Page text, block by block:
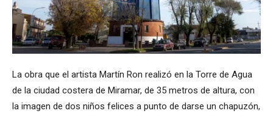
La obra que el artista Martín Ron realizó en la Torre de Agua
de la ciudad costera de Miramar, de 35 metros de altura, con
la imagen de dos niños felices a punto de darse un chapuzón,